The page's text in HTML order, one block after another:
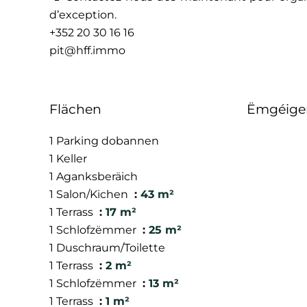
d’exception.
+352 20 30 16 16
pit@hff.immo
Flächen
1 Parking dobannen
1 Keller
1 Aganksberäich
1 Salon/Kichen
43 m²
1 Terrass
17 m²
1 Schlofzëmmer
25 m²
1 Duschraum/Toilette
1 Terrass
2 m²
1 Schlofzëmmer
13 m²
1 Terrass
1 m²